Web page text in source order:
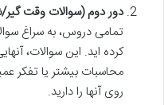
دور دوم (سوالات وقت
تمامی دروس، به سراغ
کرده اید. این سوالات،
محاسبات بیشتر یا تفکر
روی آنها را دارید.